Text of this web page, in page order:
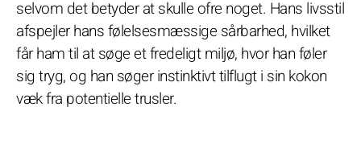
selvom det betyder at skulle ofre noget. Hans livsstil
afspejler hans følelsesmæssige sårbarhed, hvilket
får ham til at søge et fredeligt miljø, hvor han føler
sig tryg, og han søger instinktivt tilflugt i sin kokon
væk fra potentielle trusler.